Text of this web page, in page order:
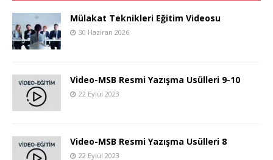
Mülakat Teknikleri Eğitim Videosu
30 Haziran 2026
Video-MSB Resmi Yazışma Usülleri 9-10
22 Eylül 2023
Video-MSB Resmi Yazışma Usülleri 8
22 Eylül 2023